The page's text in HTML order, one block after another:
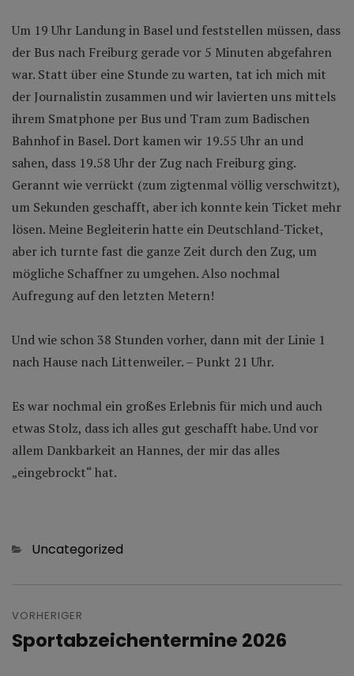
Um 19 Uhr Landung in Basel und feststellen müssen, dass
der Bus nach Freiburg gerade vor 5 Minuten abgefahren
war. Statt über eine Stunde zu warten, tat ich mich mit
der Journalistin zusammen und wir lavierten uns mittels
ihrem Smatphone per Bus und Tram zum Badischen
Bahnhof in Basel. Dort kamen wir 19.55 Uhr an und
sahen, dass 19.58 Uhr der Zug nach Freiburg ging.
Gerannt wie verrückt (zum zigtenmal völlig verschwitzt),
um Sekunden geschafft, aber ich konnte kein Ticket mehr
lösen. Meine Begleiterin hatte ein Deutschland-Ticket,
aber ich turnte fast die ganze Zeit durch den Zug, um
mögliche Schaffner zu umgehen. Also nochmal
Aufregung auf den letzten Metern!
Und wie schon 38 Stunden vorher, dann mit der Linie 1
nach Hause nach Littenweiler. – Punkt 21 Uhr.
Es war nochmal ein großes Erlebnis für mich und auch
etwas Stolz, dass ich alles gut geschafft habe. Und vor
allem Dankbarkeit an Hannes, der mir das alles
„eingebrockt“ hat.
Kategorien
Uncategorized
Beitragsnavigation
VORHERIGER
Vorheriger
Sportabzeichentermine 2026